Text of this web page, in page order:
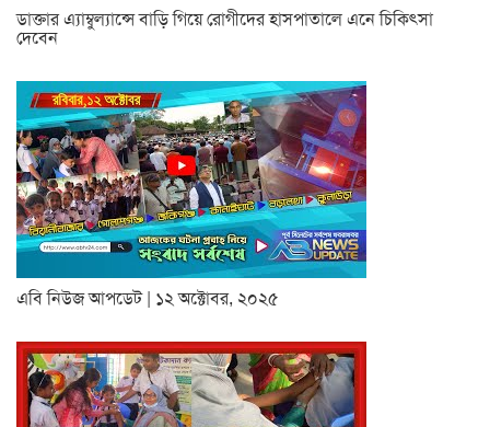
ডাক্তার এ্যাম্বুল্যান্সে বাড়ি গিয়ে রোগীদের হাসপাতালে এনে চিকিৎসা
দেবেন
এবি নিউজ আপডেট | ১২ অক্টোবর, ২০২৫